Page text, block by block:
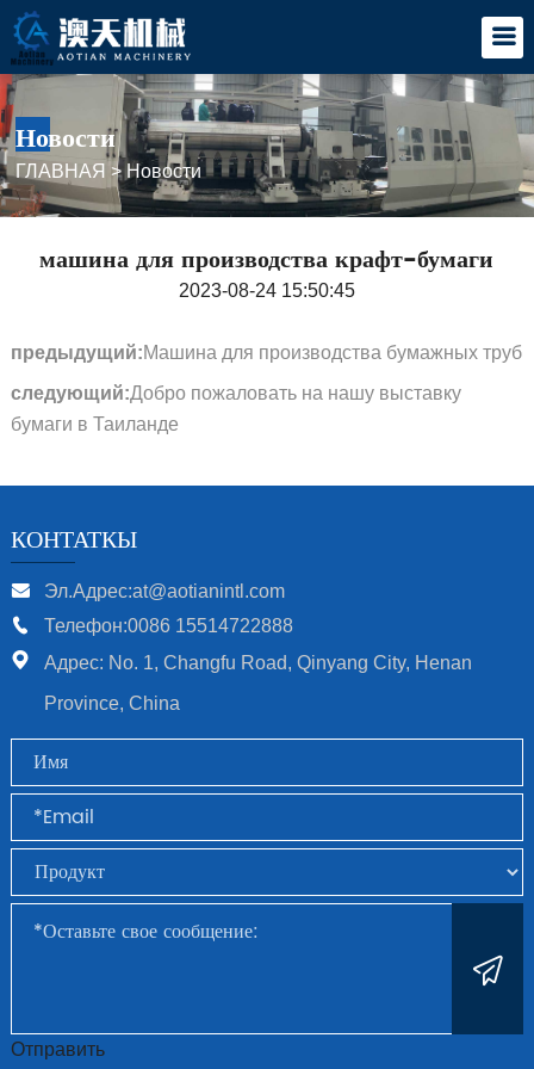
Новости
ГЛАВНАЯ > Новости
машина для производства крафт-бумаги
2023-08-24 15:50:45
предыдущий:Машина для производства бумажных труб
следующий:Добро пожаловать на нашу выставку
бумаги в Таиланде
КОНТАТКЫ
Эл.Адрес:at@aotianintl.com
Телефон:0086 15514722888
Адрес: No. 1, Changfu Road, Qinyang City, Henan
Province, China
Отправить